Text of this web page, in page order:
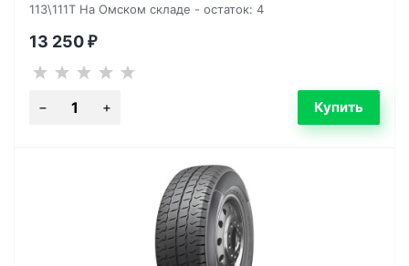
113\111T На Омском складе - остаток: 4
13 250 ₽